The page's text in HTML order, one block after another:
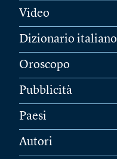
Video
Dizionario italiano
Oroscopo
Pubblicità
Paesi
Autori